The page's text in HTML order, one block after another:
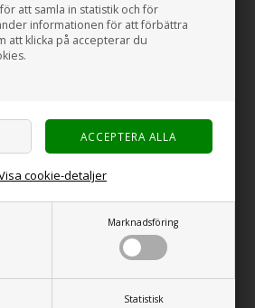
att samla in statistik och för
informationen för att förbättra
att klicka på accepterar du
Marknadsföring
Statistisk
cookie-detaljer